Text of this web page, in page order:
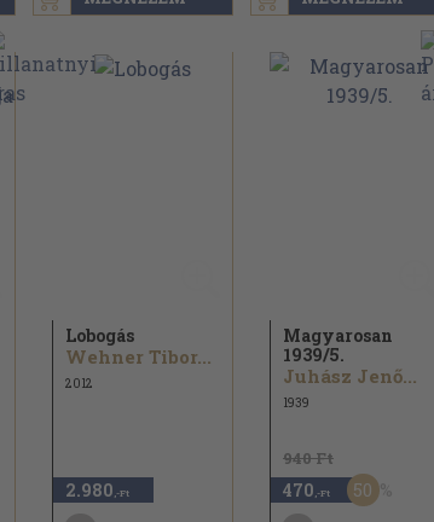
Lobogás
Wehner Tibor...
2012
2.980 ,-Ft
Magyarosan
1939/5.
Juhász Jenő...
1939
940 Ft
470 ,-Ft 50